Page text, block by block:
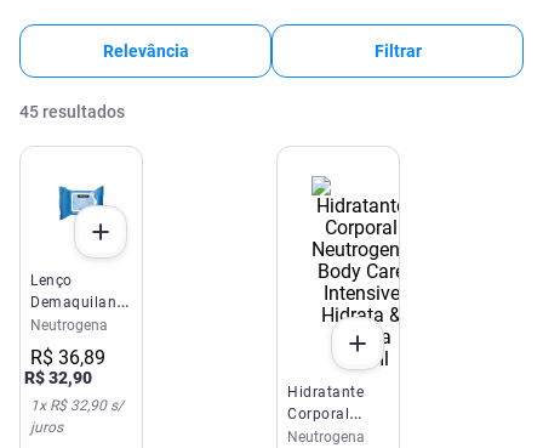
Relevância Filtrar
45 resultados
Lenço
Demaquilante
Neutrogena
Deep Clean
25 Unidades
Neutrogena
R$ 36,89
R$32,90
1x R$ 32,90s/
juros
Hidratante
Corporal
Neutrogena
Neutrogena